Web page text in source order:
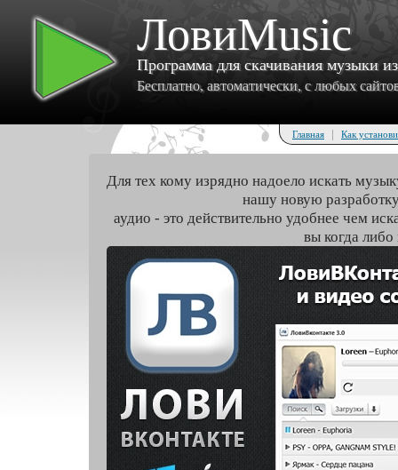
ЛовиMusic
Программа для скачивания музыки
Бесплатно, автоматически, с любых
Главная | Как
Для тех кому изрядно надоело искать
нашу новую
аудио - это действительно удобнее чем
вы когда либо